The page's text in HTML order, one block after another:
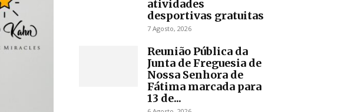
atividades
desportivas gratuitas
7 Agosto, 2026
Reunião Pública da
Junta de Freguesia de
Nossa Senhora de
Fátima marcada para
13 de...